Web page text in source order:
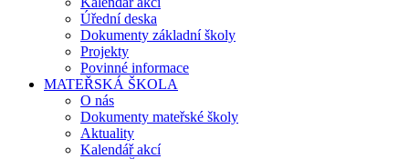
Úřední deska
Dokumenty základní školy
Projekty
Povinné informace
MATEŘSKÁ ŠKOLA
O nás
Dokumenty mateřské školy
Aktuality
Kalendář akcí